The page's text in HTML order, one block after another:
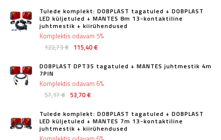
Tulede komplekt: DOBPLAST tagatuled + DOBPLAST
LED küljetuled + MANTES 8m 13-kontaktiline
juhtmestik + kiirühendused
122,73 € 115,40 €
Komplektis odavam 5%
DOBPLAST DPT35 tagatuled + MANTES juhtmestik 4m
7PIN
57,17 € 53,70 €
Komplektis odavam 6%
Tulede komplekt: DOBPLAST tagatuled + DOBPLAST
LED küljetuled + MANTES 7m 13-kontaktiline
juhtmestik + kiirühendused